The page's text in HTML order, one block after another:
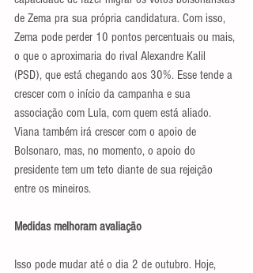
de Zema pra sua própria candidatura. Com isso,
Zema pode perder 10 pontos percentuais ou mais,
o que o aproximaria do rival Alexandre Kalil
(PSD), que está chegando aos 30%. Esse tende a
crescer com o início da campanha e sua
associação com Lula, com quem está aliado.
Viana também irá crescer com o apoio de
Bolsonaro, mas, no momento, o apoio do
presidente tem um teto diante de sua rejeição
entre os mineiros.
Medidas melhoram avaliação
Isso pode mudar até o dia 2 de outubro. Hoje,